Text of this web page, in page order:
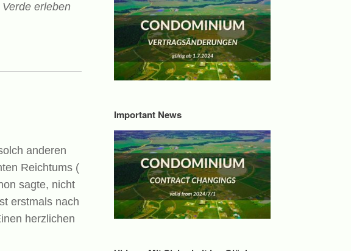
erleben
anderen
Reichtums (
sagte, nicht
erstmals nach
herzlichen
Important News